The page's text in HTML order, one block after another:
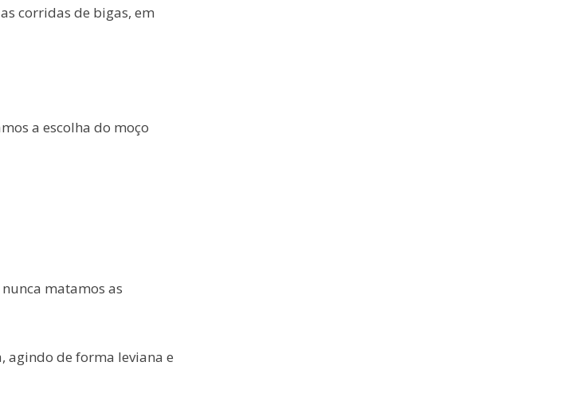
corridas de bigas, em
a escolha do moço
matamos as
agindo de forma leviana e